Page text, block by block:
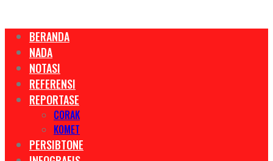
BERANDA
NADA
NOTASI
REFERENSI
REPORTASE
CORAK
KOMET
PERSIBTONE